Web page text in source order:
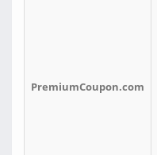
PremiumCoupon.com